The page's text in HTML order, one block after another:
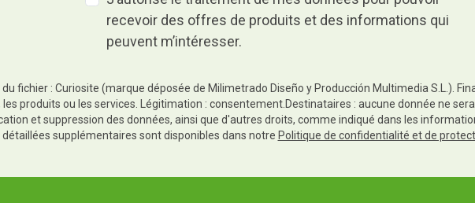
recevoir des offres de produits et des informations qui
peuvent m’intéresser.
du fichier : Curiosite (marque déposée de Milimetrado Diseño y Producción Multimedia S.L.).
produits ou les services. Légitimation : consentement.Destinataires : aucune donnée ne
et suppression des données, ainsi que d'autres droits, comme indiqué dans les
supplémentaires sont disponibles dans notre Politique de confidentialité et de